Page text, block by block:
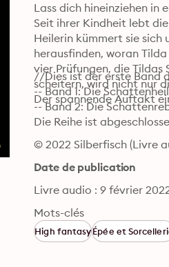
Lass dich hineinziehen in
Seit ihrer Kindheit lebt
Heilerin kümmert sie sich
herausfinden, woran
vier Prüfungen, die Tildas
scheitern, wird nicht nur
Der spannende Auftakt
//Dies ist der erste Band
-- Band 1: Die
-- Band 2: Die
Die Reihe ist
© 2022 Silberfisch (Livre
Date de publication
Livre audio : 9 février
Mots-clés
High fantasyÉpée et